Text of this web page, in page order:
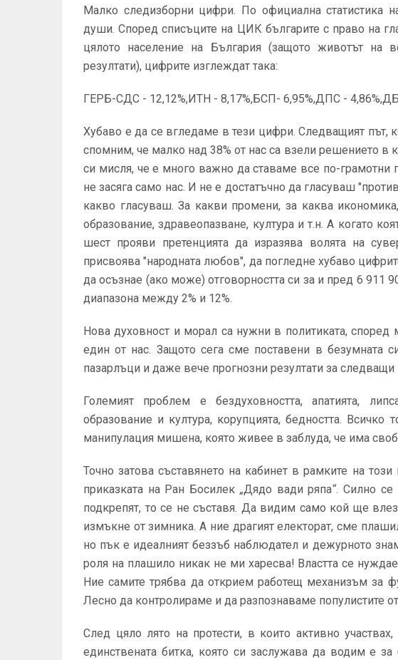
Малко следизборни цифри. По официална статистика
души. Според списъците на ЦИК българите с право на
цялото население на България (защото животът на
резултати), цифрите изглеждат така:
ГЕРБ-СДС - 12,12%,ИТН - 8,17%,БСП- 6,95%,ДПС -
Хубаво е да се вгледаме в тези цифри. Следващият път,
спомним, че малко над 38% от нас са взели решението
си мисля, че е много важно да ставаме все по-грамотни
не засяга само нас. И не е достатъчно да гласуваш
какво гласуваш. За какви промени, за каква
образование, здравеопазване, култура и т.н. А когато
шест прояви претенцията да изразява волята на
присвоява "народната любов", да погледне хубаво
да осъзнае (ако може) отговорността си за и пред 6
диапазона между 2% и 12%.
Нова духовност и морал са нужни в политиката, според
един от нас. Защото сега сме поставени в безумната
пазарлъци и даже вече прогнозни резултати за следващи
Големият проблем е бездуховността, апатията,
образование и култура, корупцията, бедността.
манипулация мишена, която живее в заблуда, че има
Точно затова съставянето на кабинет в рамките на
приказката на Ран Босилек „Дядо вади ряпа“. Силно се
подкрепят, то се не съставя. Да видим само кой ще
измъкне от зимника. А ние драгият електорат, сме
но пък е идеалният беззъб наблюдател и дежурното
роля на плашило никак не ми харесва! Властта се
Ние самите трябва да открием работещ механизъм за
Лесно да контролираме и да разпознаваме популистите
След цяло лято на протести, в които активно
единствената битка, която си заслужава да водим е